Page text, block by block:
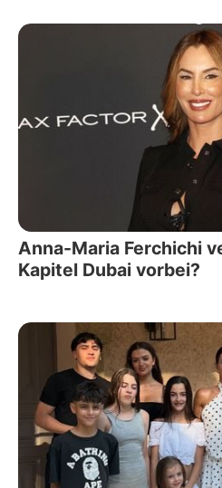
Anna-Maria Ferchichi
Kapitel Dubai vorbei?